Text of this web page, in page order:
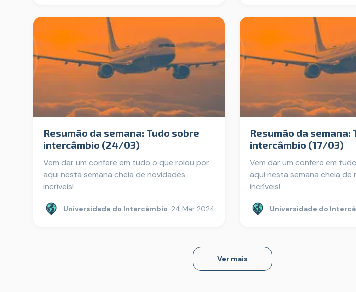
Resumão da semana: Tudo sobre
intercâmbio (24/03)
Vem dar um confere em tudo o que rolou por
aqui nesta semana cheia de novidades
incríveis!
Universidade do Intercâmbio 24 Mar 2024
Resumão da semana:
intercâmbio (17/03)
Vem dar um confere em
aqui nesta semana cheia de
incríveis!
Universidade do
Ver mais